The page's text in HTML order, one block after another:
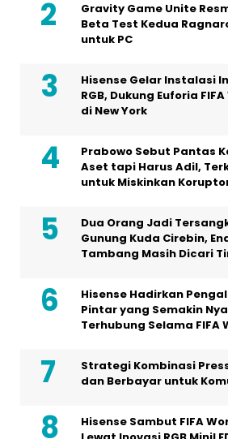
Gravity Game Unite
Beta Test Kedua
untuk PC
Hisense Gelar Instalasi
RGB, Dukung Euforia
di New York
Prabowo Sebut Pantas
Aset tapi Harus Adil,
untuk Miskinkan
Dua Orang Jadi
Gunung Kuda Cirebin,
Tambang Masih Dicari
Hisense Hadirkan
Pintar yang Semakin
Terhubung Selama FIFA
Strategi Kombinasi
dan Berbayar untuk
Hisense Sambut FIFA